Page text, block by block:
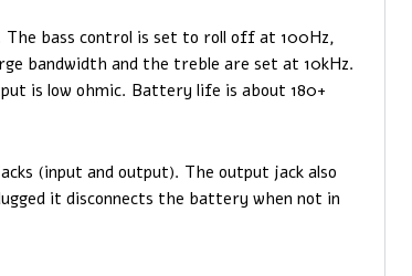
The bass control is set to roll off at 100Hz,
bandwidth and the treble are set at 10kHz.
is low ohmic. Battery life is about 180+
(input and output). The output jack also
it disconnects the battery when not in